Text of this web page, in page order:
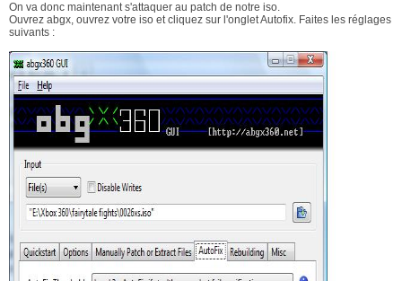
On va donc maintenant s'attaquer au patch de notre iso.
Ouvrez abgx, ouvrez votre iso et cliquez sur l'onglet Autofix. Faites les réglages
suivants :